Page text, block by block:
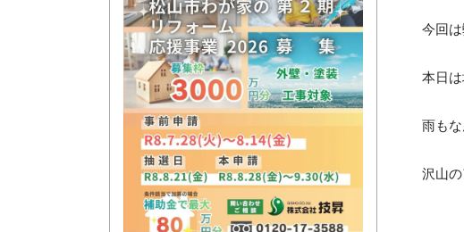
今回
本日
雨も
沢山